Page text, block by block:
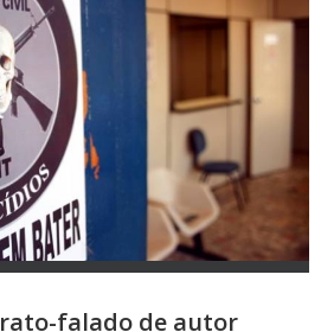
falado de autor